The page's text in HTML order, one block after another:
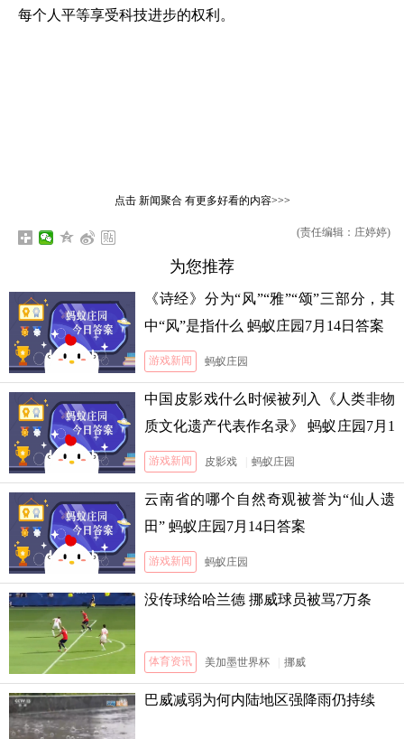
每个人平等享受科技进步的权利。
点击 新闻聚合有更多好看的内容>>>
(责任编辑：庄婷婷)
为您推荐
《诗经》分为“风”“雅”“颂”三部分，其
中“风”是指什么 蚂蚁庄园7月14日答案
游戏新闻 蚂蚁庄园
中国皮影戏什么时候被列入《人类非物
质文化遗产代表作名录》 蚂蚁庄园7月1
3日答案
游戏新闻 皮影戏 蚂蚁庄园
云南省的哪个自然奇观被誉为“仙人遗
田” 蚂蚁庄园7月14日答案
游戏新闻 蚂蚁庄园
没传球给哈兰德 挪威球员被骂7万条
体育资讯 美加墨世界杯 挪威
巴威减弱为何内陆地区强降雨仍持续